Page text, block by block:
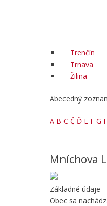
Trenčín
Trnava
Žilina
Abecedný
A B C Č Ď E F G
Mníchova
Základné údaje
Obec sa